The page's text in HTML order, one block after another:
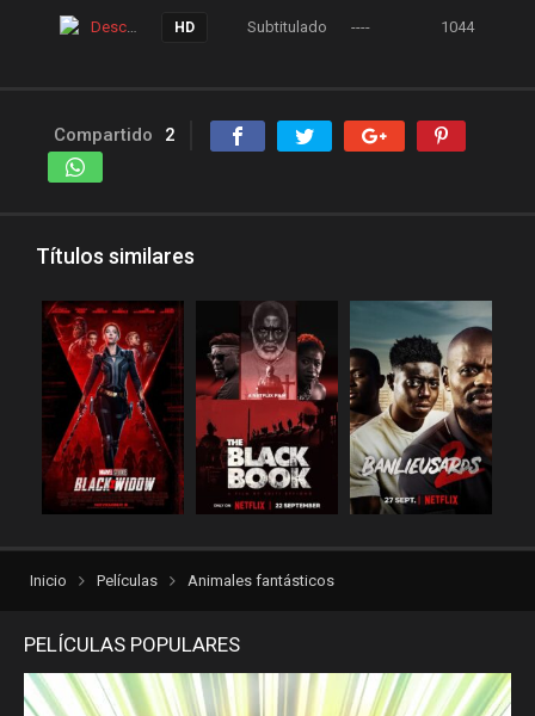
Descarga HD Subtitulado ---- 1044
Compartido 2
Títulos similares
Inicio Películas Animales fantásticos
PELÍCULAS POPULARES